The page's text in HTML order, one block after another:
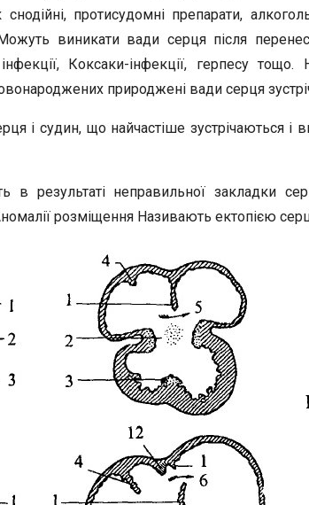
снодійні, протисудомні препарати,
Можуть виникати вади серця після
інфекції, Коксаки-інфекції, герпесу
природжені вади серця
і судин, що найчастіше зустрічаються і
в результаті неправильної закладки
розміщення Називають ектопією